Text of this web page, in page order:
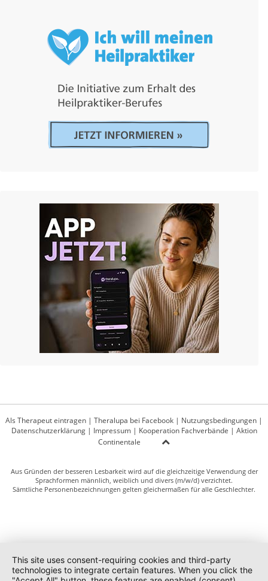
Als Therapeut eintragen | Theralupa bei Facebook | Nutzungsbedingungen |
Datenschutzerklärung| Impressum| Kooperation Fachverbände | Aktion
Continentale
Aus Gründen der besseren Lesbarkeit wird auf die gleichzeitige Verwendung der
Sprachformen männlich, weiblich und divers (m/w/d) verzichtet.
Sämtliche Personenbezeichnungen gelten gleichermaßen für alle Geschlechter.
This site uses consent-requiring cookies and third-party
technologies to integrate certain features. When you click the